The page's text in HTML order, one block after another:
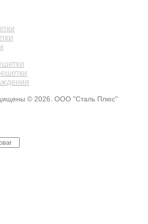
© 2026. ООО "Сталь Плюс"